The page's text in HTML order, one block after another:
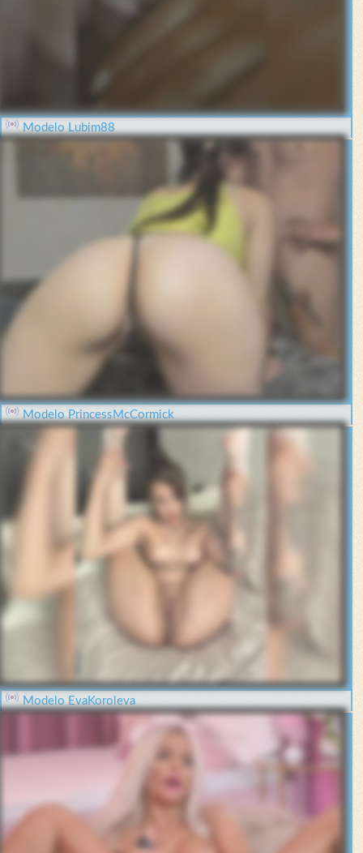
Modelo Lubim88
Modelo PrincessMcCormick
Modelo EvaKoroleva